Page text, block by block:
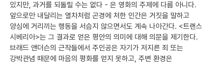
있지만, 과거를 되돌릴 수는 없다 - 은 영화의 주제에 다름 아니다.
앞으로만 내달리는 열차처럼 곤경에 처한 인간은 거짓을 말하고
양심에 거리끼는 행동을 서슴지 않으면서도 계속 나아간다. <트랜스
시베리아>는 그 결과로 얻은 평안의 의미에 대해 의문을 제기한다.
브래드 앤더슨의 근작들에서 주인공은 자기가 저지른 죄 또는
강박관념 때문에 마음의 평화를 얻지 못하고, 주변 환경은